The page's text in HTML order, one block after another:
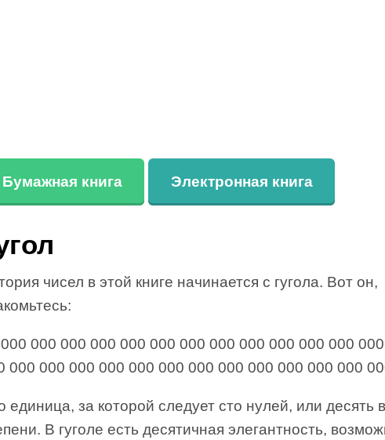
Бумажная книга Электронная книга
чисел в этой книге начинается с гугола. Вот он,
000 000 000 000 000 000 000 000 000 000 000
000 000 000 000 000 000 000 000 000 000 000 000
единица, за которой следует сто нулей, или десять
В гуголе есть десятичная элегантность,